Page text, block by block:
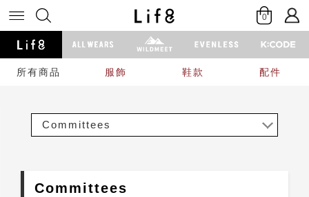
0
所有商品 服飾 鞋款 配件
Committees
Committees